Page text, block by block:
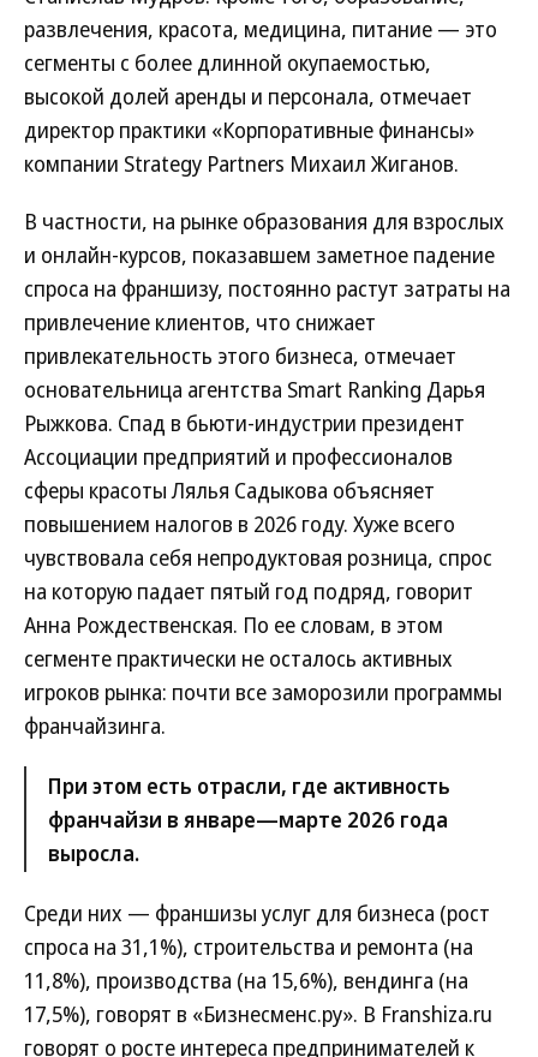
развлечения, красота, медицина, питание — это
сегменты с более длинной окупаемостью,
высокой долей аренды и персонала, отмечает
директор практики «Корпоративные финансы»
компании Strategy Partners Михаил Жиганов.
В частности, на рынке образования для взрослых
и онлайн-курсов, показавшем заметное падение
спроса на франшизу, постоянно растут затраты на
привлечение клиентов, что снижает
привлекательность этого бизнеса, отмечает
основательница агентства Smart Ranking Дарья
Рыжкова. Спад в бьюти-индустрии президент
Ассоциации предприятий и профессионалов
сферы красоты Лялья Садыкова объясняет
повышением налогов в 2026 году. Хуже всего
чувствовала себя непродуктовая розница, спрос
на которую падает пятый год подряд, говорит
Анна Рождественская. По ее словам, в этом
сегменте практически не осталось активных
игроков рынка: почти все заморозили программы
франчайзинга.
При этом есть отрасли, где активность
франчайзи в январе—марте 2026 года
выросла.
Среди них — франшизы услуг для бизнеса (рост
спроса на 31,1%), строительства и ремонта (на
11,8%), производства (на 15,6%), вендинга (на
17,5%), говорят в «Бизнесменс.ру». В Franshiza.ru
говорят о росте интереса предпринимателей к